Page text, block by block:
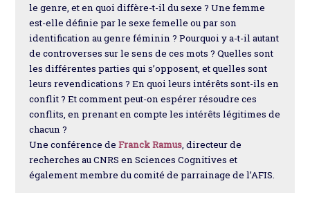
le genre, et en quoi diffère-t-il du sexe ? Une femme
est-elle définie par le sexe femelle ou par son
identification au genre féminin ? Pourquoi y a-t-il autant
de controverses sur le sens de ces mots ? Quelles sont
les différentes parties qui s’opposent, et quelles sont
leurs revendications ? En quoi leurs intérêts sont-ils en
conflit ? Et comment peut-on espérer résoudre ces
conflits, en prenant en compte les intérêts légitimes de
chacun ?
Une conférence deFranck Ramus, directeur de
recherches au CNRS en Sciences Cognitives et
également membre du comité de parrainage de l’AFIS.